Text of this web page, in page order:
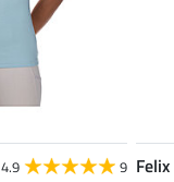
4.9 9